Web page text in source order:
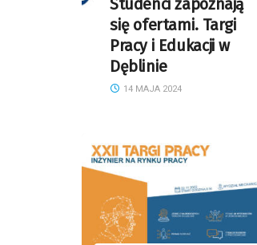
Studenci zapoznają
się ofertami. Targi
Pracy i Edukacji w
Dęblinie
14 MAJA 2024